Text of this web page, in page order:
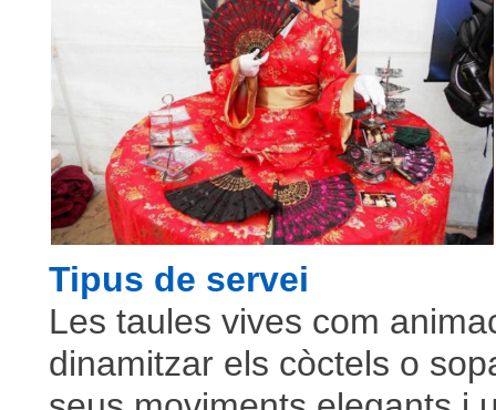
Tipus de servei
Les taules vives com
dinamitzar els còctels o